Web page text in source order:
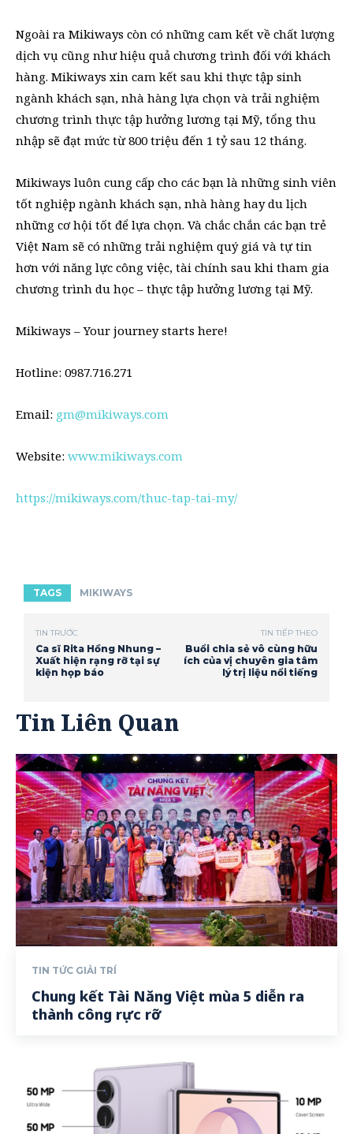
Ngoài ra Mikiways còn có những cam kết về chất lượng
dịch vụ cũng như hiệu quả chương trình đối với khách
hàng. Mikiways xin cam kết sau khi thực tập sinh
ngành khách sạn, nhà hàng lựa chọn và trải nghiệm
chương trình thực tập hưởng lương tại Mỹ, tổng thu
nhập sẽ đạt mức từ 800 triệu đến 1 tỷ sau 12 tháng.
Mikiways luôn cung cấp cho các bạn là những sinh viên
tốt nghiệp ngành khách sạn, nhà hàng hay du lịch
những cơ hội tốt để lựa chọn. Và chắc chắn các bạn trẻ
Việt Nam sẽ có những trải nghiệm quý giá và tự tin
hơn với năng lực công việc, tài chính sau khi tham gia
chương trình du học – thực tập hưởng lương tại Mỹ.
Mikiways – Your journey starts here!
Hotline: 0987.716.271
Email: gm@mikiways.com
Website: www.mikiways.com
https://mikiways.com/thuc-tap-tai-my/
TAGS MIKIWAYS
TIN TRƯỚC
Ca sĩ Rita Hồng Nhung –
Xuất hiện rạng rỡ tại sự
kiện họp báo
TIN TIẾP THEO
Buổi chia sẻ vô cùng hữu
ích của vị chuyên gia tâm
lý trị liệu nổi tiếng
Tin Liên Quan
TIN TỨC GIẢI TRÍ
Chung kết Tài Năng Việt mùa 5 diễn ra
thành công rực rỡ